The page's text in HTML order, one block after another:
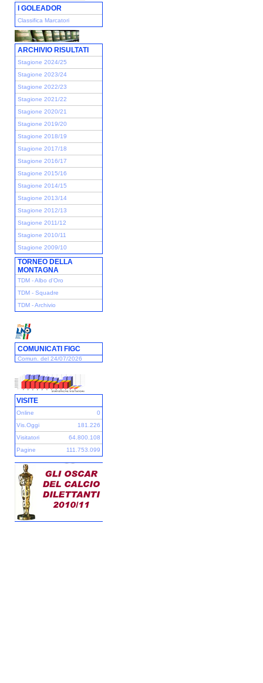
I GOLEADOR
Classifica Marcatori
ARCHIVIO RISULTATI
Stagione 2024/25
Stagione 2023/24
Stagione 2022/23
Stagione 2021/22
Stagione 2020/21
Stagione 2019/20
Stagione 2018/19
Stagione 2017/18
Stagione 2016/17
Stagione 2015/16
Stagione 2014/15
Stagione 2013/14
Stagione 2012/13
Stagione 2011/12
Stagione 2010/11
Stagione 2009/10
TORNEO DELLA
MONTAGNA
TDM - Albo d'Oro
TDM - Squadre
TDM - Archivio
COMUNICATI FIGC
Comun. del 24/07/2026
VISITE
Online
0
Vis.Oggi
181.226
Visitatori
64.800.108
Pagine
111.753.099